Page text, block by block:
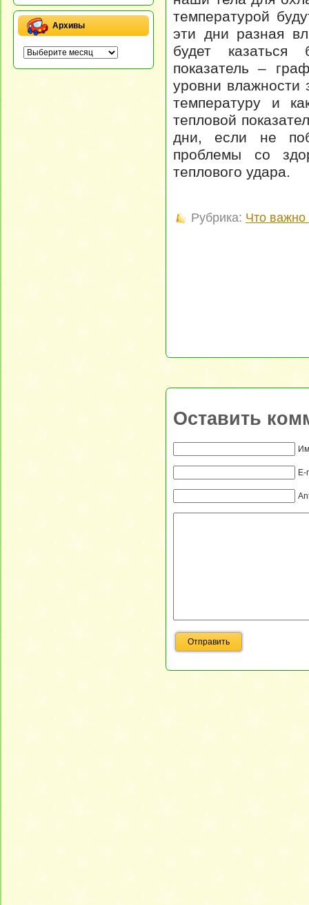
Архивы
температурой
эти дни разная
будет казаться
показатель –
уровни влажности
температуру и
тепловой
дни, если не
проблемы со
теплового удара.
Рубрика: Что важно
Оставить
E-